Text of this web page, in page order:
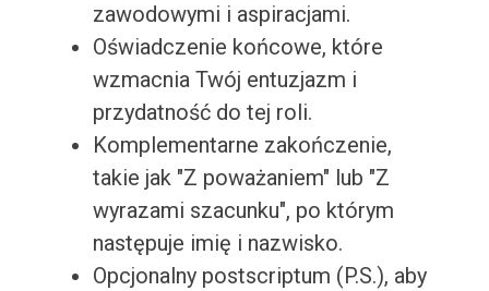
zawodowymi i aspiracjami.
Oświadczenie końcowe, które
wzmacnia Twój entuzjazm i
przydatność do tej roli.
Komplementarne zakończenie,
takie jak "Z poważaniem" lub "Z
wyrazami szacunku", po którym
następuje imię i nazwisko.
Opcjonalny postscriptum (P.S.), aby